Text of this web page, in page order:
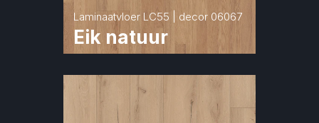
Laminaatvloer LC55 | decor 06067
Eik natuur